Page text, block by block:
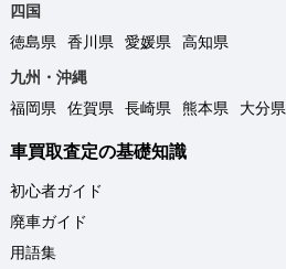
四国
徳島県
香川県 愛媛県
高知県
九州・沖縄
福岡県
佐賀県 長崎県 熊本県 大分県
車買取査定の基礎知識
初心者ガイド
廃車ガイド
用語集